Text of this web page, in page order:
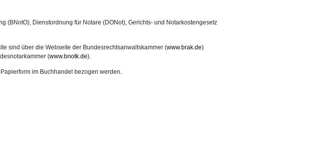
(BNotO), Dienstordnung für Notare (DONot), Gerichts- und Notarkostengesetz
sind über die Webseite der Bundesrechtsanwaltskammer (www.brak.de)
(www.bnotk.de).
im Buchhandel bezogen werden.